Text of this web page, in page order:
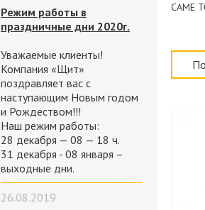
CAME
Режим работы в
праздничные дни 2020г.
Уважаемые клиенты!
Компания «Щит»
поздравляет вас с
наступающим Новым годом
и Рождеством!!!
Наш режим работы:
28 декабря — 08 — 18 ч.
31 декабря - 08 января –
выходные дни.
26.08.2019